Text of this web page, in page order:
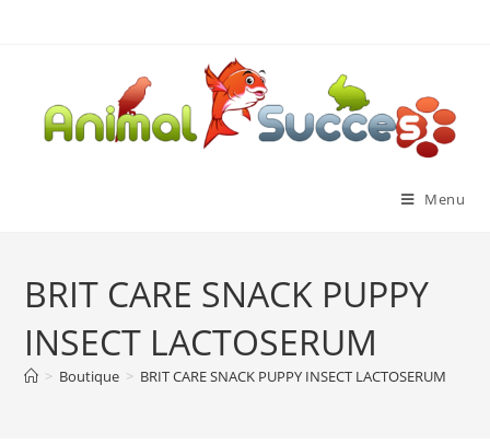
Menu
BRIT CARE SNACK PUPPY
INSECT LACTOSERUM
> Boutique > BRIT CARE SNACK PUPPY INSECT LACTOSERUM